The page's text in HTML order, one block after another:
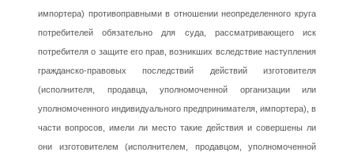
импортера) противоправными в отношении неопределенного круга
потребителей обязательно для суда, рассматривающего иск
потребителя о защите его прав, возникших вследствие наступления
гражданско-правовых последствий действий изготовителя
(исполнителя, продавца, уполномоченной организации или
уполномоченного индивидуального предпринимателя, импортера), в
части вопросов, имели ли место такие действия и совершены ли
они изготовителем (исполнителем, продавцом, уполномоченной